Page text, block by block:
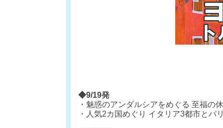
◆9/19発
・魅惑のアンダルシアをめぐる 至福の
・人気2カ国めぐり イタリア3都市とパ